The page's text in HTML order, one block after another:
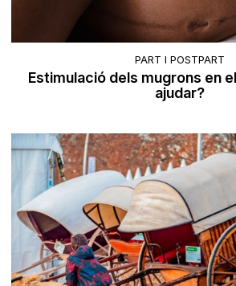
PART I POSTPART
Estimulació dels mugrons en
ajudar?